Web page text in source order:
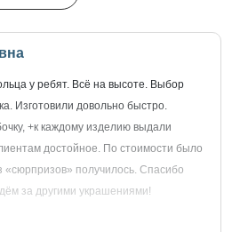
у ребят. Всё на высоте. Выбор
Изготовили довольно быстро.
+к каждому изделию выдали
достойное. По стоимости было
«сюрпризов» получилось. Спасибо
за другими украшениями!